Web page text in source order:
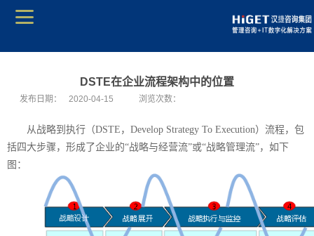
DSTE在企业流程架构中的位置
发布日期： 2020-04-15 浏览次数：
从战略到执行（DSTE，Develop Strategy To Execution）流程，包
括四大步骤，形成了企业的“战略与经营流”或“战略管理流”，如下
图：